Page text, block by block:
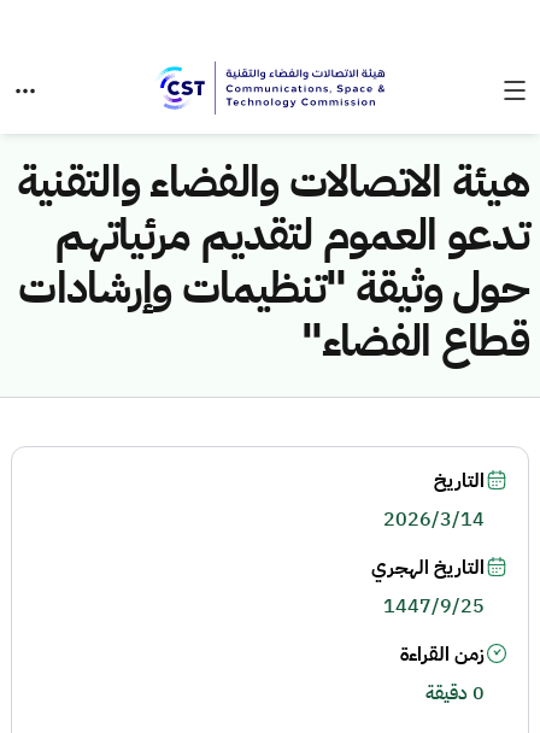
هيئة الاتصالات والفضاء والتقنية
تدعو العموم لتقديم مرئياتهم
حول وثيقة "تنظيمات وإرشادات
قطاع الفضاء"
التاريخ
2026/3/14
التاريخ الهجري
1447/9/25
زمن القراءة
0 دقيقة